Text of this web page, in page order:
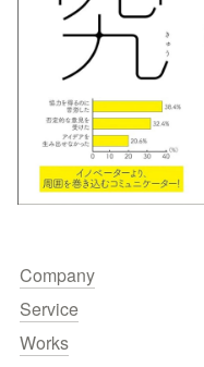
Company
Service
Works